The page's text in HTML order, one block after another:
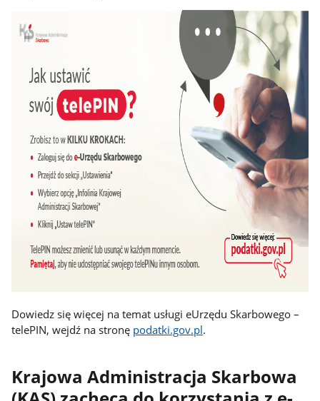
Dowiedz się więcej na temat usługi eUrzędu Skarbowego –
telePIN, wejdź na stronę podatki.gov.pl.
Krajowa Administracja Skarbowa